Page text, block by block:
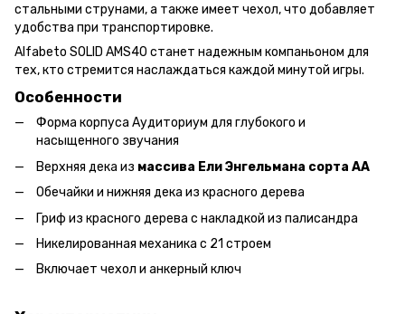
стальными струнами, а также имеет чехол, что добавляет
удобства при транспортировке.
Alfabeto SOLID AMS40 станет надежным компаньоном для
тех, кто стремится наслаждаться каждой минутой игры.
Особенности
Форма корпуса Аудиториум для глубокого и
насыщенного звучания
Верхняя дека из массива Ели Энгельмана сорта АА
Обечайки и нижняя дека из красного дерева
Гриф из красного дерева с накладкой из палисандра
Никелированная механика с 21 строем
Включает чехол и анкерный ключ